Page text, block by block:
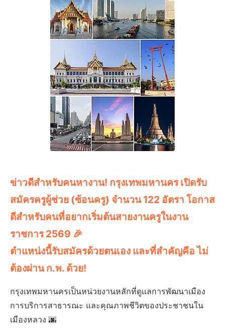
ข่าวดีสำหรับคนหางาน! กรุงเทพมหานคร เปิดรับ
สมัครครูผู้ช่วย (ซ้อนครู) จำนวน 122 อัตรา โอกาส
ดีสำหรับคนที่อยากเริ่มต้นสายงานครูในงาน
ราชการ 2569 🎉
ตำแหน่งนี้รับสมัครด้วยตนเอง และที่สำคัญคือ ไม่
ต้องผ่าน ก.พ. ด้วย!
กรุงเทพมหานครเป็นหน่วยงานหลักที่ดูแลการพัฒนาเมือง
การบริการสาธารณะ และคุณภาพชีวิตของประชาชนใน
เมืองหลวง 🌆